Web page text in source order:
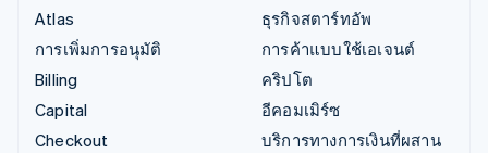
Atlas
การเพิ่มการอนุมัติ
Billing
Capital
Checkout
ธุรกิจสตาร์ทอัพ
การค้าแบบใช้เอเจนต์
คริปโต
อีคอมเมิร์ซ
บริการทางการเงินที่ผสาน